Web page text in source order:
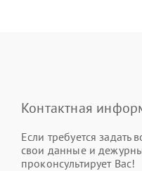
Контактная
Если требуется задать
свои данные и
проконсультирует Вас!